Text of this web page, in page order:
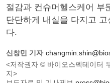
절감과 컨슈머헬스케어 부
단단하게 내실을 다지고
다.
신창민 기자
<저작권자 © 바이오스펙테이터
지>